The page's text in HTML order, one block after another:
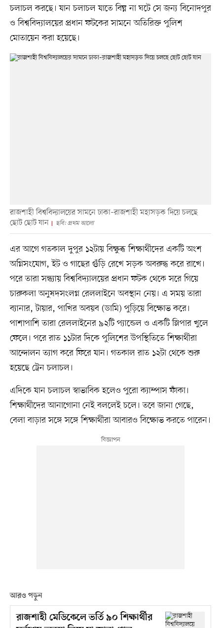
চলাচল করছে। যান চলাচল যাতে বিঘ্ন না ঘটে সে জন্য বিনোদপুর
ও বিশ্ববিদ্যালয়ের প্রধান ফটকের সামনে অতিরিক্ত পুলিশ
মোতায়েন করা হয়েছে।
রাজশাহী বিশ্ববিদ্যালয়ের সামনে ঢাকা–রাজশাহী মহাসড়ক দিয়ে চলছে
ছোট ছোট যান
ছবি: প্রথম আলো
এর আগে গতকাল দুপুর ১২টায় বিক্ষুব্ধ শিক্ষার্থীদের একটি অংশ
অগ্নিসংযোগ, ইট ও গাছের গুঁড়ি রেখে সড়ক অবরুদ্ধ করে রাখে।
পরে তারা সন্ধ্যায় বিশ্ববিদ্যালয়ের প্রধান ফটক থেকে সরে গিয়ে
চারুকলা অনুষদসংলগ্ন রেললাইনে অবস্থান নেয়। এ সময় তারা
ব্যানার, টায়ার, পাখির অবয়ব (ডামি) পুড়িয়ে বিক্ষোভ করে।
পাশাপাশি তারা রেললাইনের ৯২টি প্যান্ডেল ও একটি স্লিপার খুলে
ফেলে। পরে রাত ১১টার দিকে পুলিশের উপস্থিতিতে শিক্ষার্থীরা
আন্দোলন ত্যাগ করে ফিরে যান। গতকাল রাত ১২টা থেকে শুরু
হয়েছে ট্রেন চলাচল।
এদিকে যান চলাচল স্বাভাবিক হলেও পুরো ক্যাম্পাস ফাঁকা।
শিক্ষার্থীদের আনাগোনা নেই বললেই চলে। তবে জানা গেছে,
বেলা বাড়ার সঙ্গে সঙ্গে শিক্ষার্থীরা আবারও বিক্ষোভ করতে পারেন।
আরও পড়ুন
রাজশাহী মেডিকেলে ভর্তি ৯০ শিক্ষার্থীর